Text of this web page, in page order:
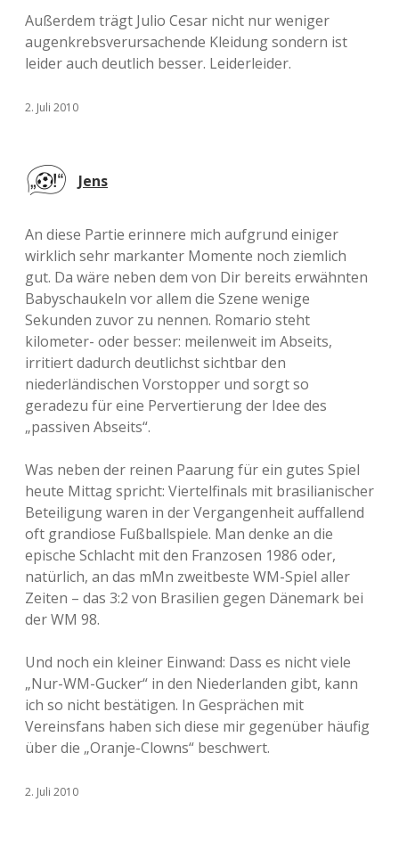
Außerdem trägt Julio Cesar nicht nur weniger
augenkrebsverursachende Kleidung sondern ist
leider auch deutlich besser. Leiderleider.
2. Juli 2010
Jens
An diese Partie erinnere mich aufgrund einiger
wirklich sehr markanter Momente noch ziemlich
gut. Da wäre neben dem von Dir bereits erwähnten
Babyschaukeln vor allem die Szene wenige
Sekunden zuvor zu nennen. Romario steht
kilometer- oder besser: meilenweit im Abseits,
irritiert dadurch deutlichst sichtbar den
niederländischen Vorstopper und sorgt so
geradezu für eine Pervertierung der Idee des
„passiven Abseits“.
Was neben der reinen Paarung für ein gutes Spiel
heute Mittag spricht: Viertelfinals mit brasilianischer
Beteiligung waren in der Vergangenheit auffallend
oft grandiose Fußballspiele. Man denke an die
epische Schlacht mit den Franzosen 1986 oder,
natürlich, an das mMn zweitbeste WM-Spiel aller
Zeiten – das 3:2 von Brasilien gegen Dänemark bei
der WM 98.
Und noch ein kleiner Einwand: Dass es nicht viele
„Nur-WM-Gucker“ in den Niederlanden gibt, kann
ich so nicht bestätigen. In Gesprächen mit
Vereinsfans haben sich diese mir gegenüber häufig
über die „Oranje-Clowns“ beschwert.
2. Juli 2010